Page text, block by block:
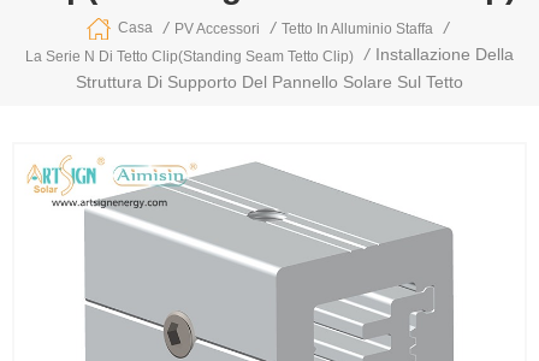
Casa / PV Accessori / Tetto In Alluminio Staffa /
La Serie N Di Tetto Clip(standing Seam Tetto Clip) / Installazione Della
Struttura Di Supporto Del Pannello Solare Sul Tetto